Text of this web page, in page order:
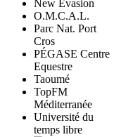
New Evasion
O.M.C.A.L.
Parc Nat. Port
Cros
PÉGASE Centre
Equestre
Taoumé
TopFM
Méditerranée
Université du
temps libre